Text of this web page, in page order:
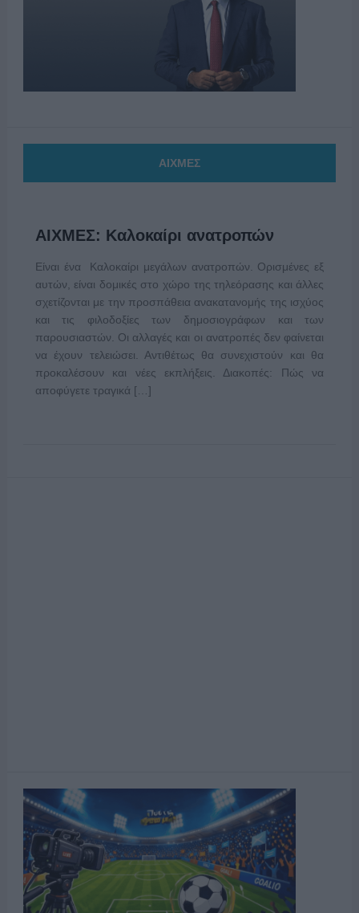
ΑΙΧΜΕΣ
ΑΙΧΜΕΣ: Καλοκαίρι ανατροπών
Είναι ένα Καλοκαίρι μεγάλων ανατροπών. Ορισμένες εξ
αυτών, είναι δομικές στο χώρο της τηλεόρασης και άλλες
σχετίζονται με την προσπάθεια ανακατανομής της ισχύος
και τις φιλοδοξίες των δημοσιογράφων και των
παρουσιαστών. Οι αλλαγές και οι ανατροπές δεν φαίνεται
να έχουν τελειώσει. Αντιθέτως θα συνεχιστούν και θα
προκαλέσουν και νέες εκπλήξεις. Διακοπές: Πώς να
αποφύγετε τραγικά […]